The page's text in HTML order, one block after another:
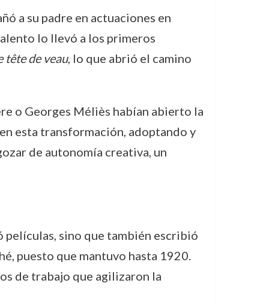
a su padre en actuaciones en
lo llevó a los primeros
tête de veau, lo que abrió el camino
o Georges Méliès habían abierto la
esta transformación, adoptando y
de autonomía creativa, un
películas, sino que también escribió
puesto que mantuvo hasta 1920.
de trabajo que agilizaron la